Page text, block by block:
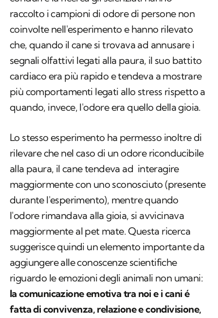
raccolto i campioni di odore di persone non
coinvolte nell'esperimento e hanno rilevato
che, quando il cane si trovava ad annusare i
segnali olfattivi legati alla paura, il suo battito
cardiaco era più rapido e tendeva a mostrare
più comportamenti legati allo stress rispetto a
quando, invece, l'odore era quello della gioia.
Lo stesso esperimento ha permesso inoltre di
rilevare che nel caso di un odore riconducibile
alla paura, il cane tendeva ad interagire
maggiormente con uno sconosciuto (presente
durante l'esperimento), mentre quando
l'odore rimandava alla gioia, si avvicinava
maggiormente al pet mate. Questa ricerca
suggerisce quindi un elemento importante da
aggiungere alle conoscenze scientifiche
riguardo le emozioni degli animali non umani:
la comunicazione emotiva tra noi e i cani é
fatta di convivenza, relazione e condivisione,